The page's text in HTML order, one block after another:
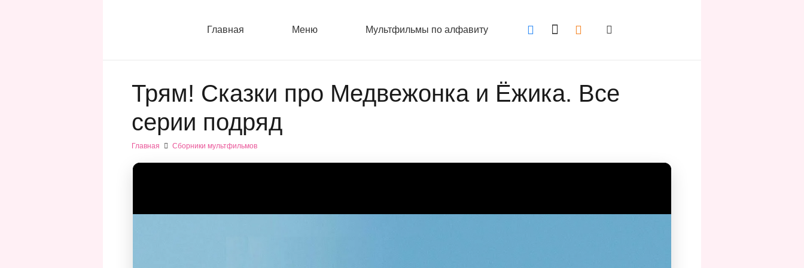
Главная Меню Мультфильмы по алфавиту
Трям! Сказки про Медвежонка и Ёжика. Все
серии подряд
Главная Сборники мультфильмов